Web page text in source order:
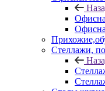
Стеллажи,